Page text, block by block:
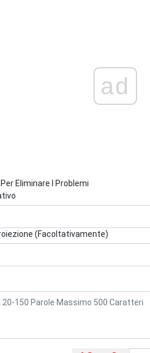
ad
Eliminare I Problemi
(Facoltativamente)